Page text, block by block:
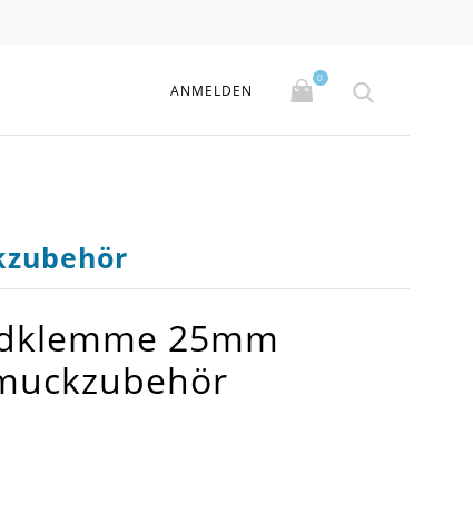
ANMELDEN
0
25mm